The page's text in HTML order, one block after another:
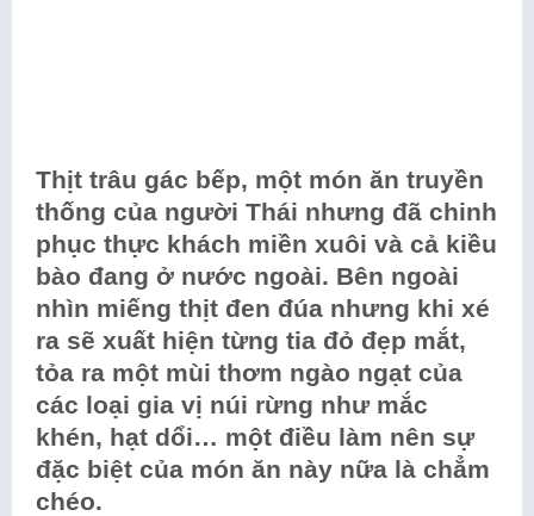
Thịt trâu gác bếp, một món ăn truyền
thống của người Thái nhưng đã chinh
phục thực khách miền xuôi và cả kiều
bào đang ở nước ngoài. Bên ngoài
nhìn miếng thịt đen đúa nhưng khi xé
ra sẽ xuất hiện từng tia đỏ đẹp mắt,
tỏa ra một mùi thơm ngào ngạt của
các loại gia vị núi rừng như mắc
khén, hạt dổi… một điều làm nên sự
đặc biệt của món ăn này nữa là chẳm
chéo.